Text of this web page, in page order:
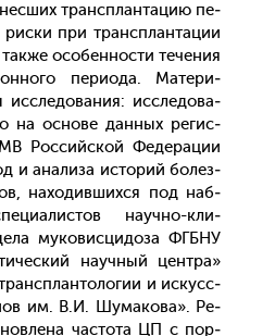
транс­план­та­цию пе­
при транс­план­та­ции
осо­бен­ности те­чения
пе­ри­ода. Ма­тери­
ис­сле­дова­
на ос­но­ве дан­ных ре­гис­
Рос­сий­ской Фе­дера­ции
и ана­лиза ис­то­рий бо­лез­
на­ходив­шихся под наб­
на­уч­но-кли­
му­ковис­ци­доза ФГБНУ
на­уч­ный цен­тра»
и ис­кусс­
им. В.И. Шу­мако­ва». Ре­
час­то­та ЦП с пор­